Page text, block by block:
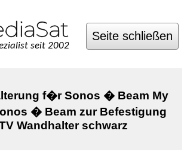
seit 2002
Seite schließen
f�r Sonos � Beam My
� Beam zur Befestigung
Wandhalter schwarz